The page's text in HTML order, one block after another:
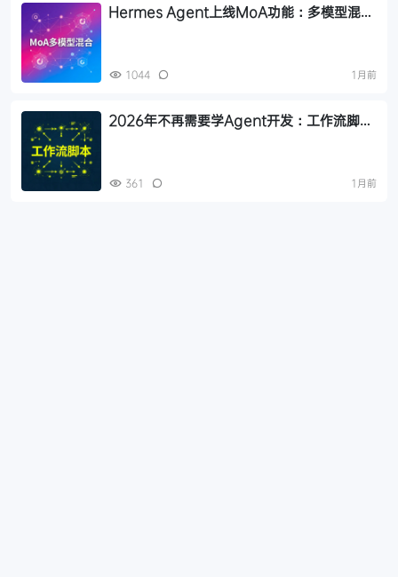
Hermes Agent上线MoA功能：多模型混合
1044 1月前
2026年不再需要学Agent开发：工作流脚本
361 1月前